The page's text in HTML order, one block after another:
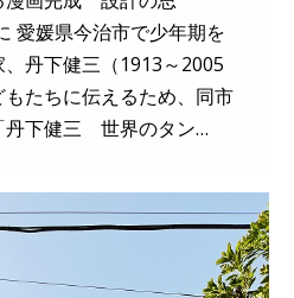
愛媛県今治市で少年期を
丹下健三（1913～2005
たちに伝えるため、同市
丹下健三 世界のタン…